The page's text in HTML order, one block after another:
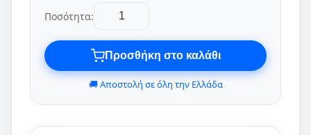
Ποσότητα:
Προσθήκη στο καλάθι
🚚 Αποστολή σε όλη την Ελλάδα